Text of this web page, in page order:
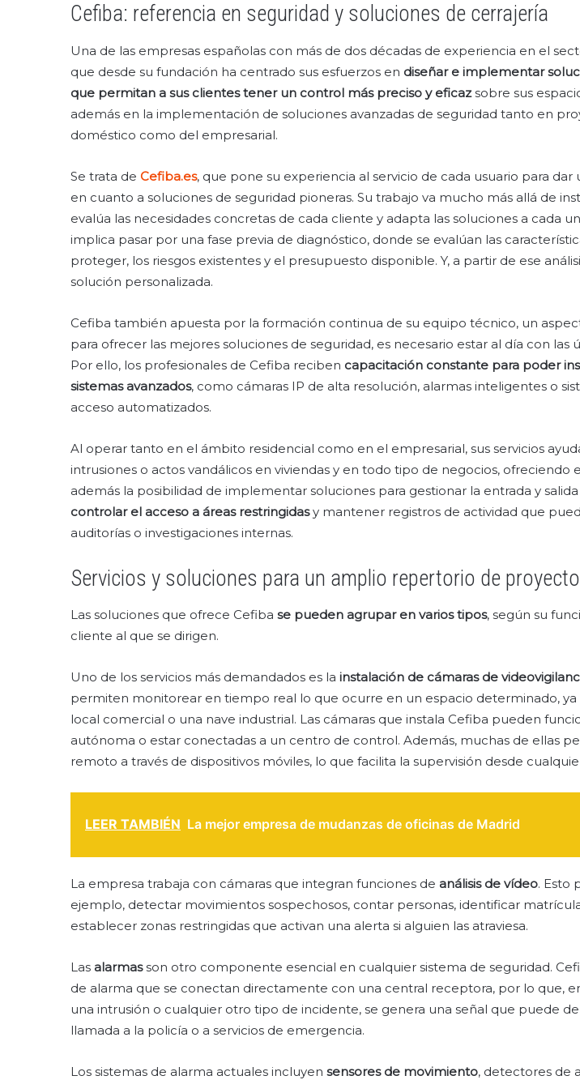
Cefiba: referencia en seguridad y soluciones de cerrajería
Una de las empresas españolas con más de dos décadas de experiencia en el
que desde su fundación ha centrado sus esfuerzos en diseñar e implementar
que permitan a sus clientes tener un control más preciso y eficazsobre sus
además en la implementación de soluciones avanzadas de seguridad tanto en
doméstico como del empresarial.
Se trata de Cefiba.es, que pone su experiencia al servicio de cada usuario para
en cuanto a soluciones de seguridad pioneras. Su trabajo va mucho más allá de
evalúa las necesidades concretas de cada cliente y adapta las soluciones a cada
implica pasar por una fase previa de diagnóstico, donde se evalúan las
proteger, los riesgos existentes y el presupuesto disponible. Y, a partir de ese
solución personalizada.
Cefiba también apuesta por la formación continua de su equipo técnico, un
para ofrecer las mejores soluciones de seguridad, es necesario estar al día con las
Por ello, los profesionales de Cefiba reciben capacitación constante para poder
sistemas avanzados, como cámaras IP de alta resolución, alarmas inteligentes o
acceso automatizados.
Al operar tanto en el ámbito residencial como en el empresarial, sus servicios
intrusiones o actos vandálicos en viviendas y en todo tipo de negocios, ofreciendo
además la posibilidad de implementar soluciones para gestionar la entrada y
controlar el acceso a áreas restringidasy mantener registros de actividad que
auditorías o investigaciones internas.
Servicios y soluciones para un amplio repertorio de
Las soluciones que ofrece Cefiba se pueden agrupar en varios tipos, según su
cliente al que se dirigen.
Uno de los servicios más demandados es la instalación de cámaras de
permiten monitorear en tiempo real lo que ocurre en un espacio determinado, ya
local comercial o una nave industrial. Las cámaras que instala Cefiba pueden
autónoma o estar conectadas a un centro de control. Además, muchas de ellas
remoto a través de dispositivos móviles, lo que facilita la supervisión desde
LEER TAMBIÉN La mejor empresa de mudanzas de oficinas de Madrid
La empresa trabaja con cámaras que integran funciones de análisis de vídeo. Esto
ejemplo, detectar movimientos sospechosos, contar personas, identificar
establecer zonas restringidas que activan una alerta si alguien las atraviesa.
Las alarmasson otro componente esencial en cualquier sistema de seguridad.
de alarma que se conectan directamente con una central receptora, por lo que,
una intrusión o cualquier otro tipo de incidente, se genera una señal que puede
llamada a la policía o a servicios de emergencia.
Los sistemas de alarma actuales incluyen sensores de movimiento, detectores de